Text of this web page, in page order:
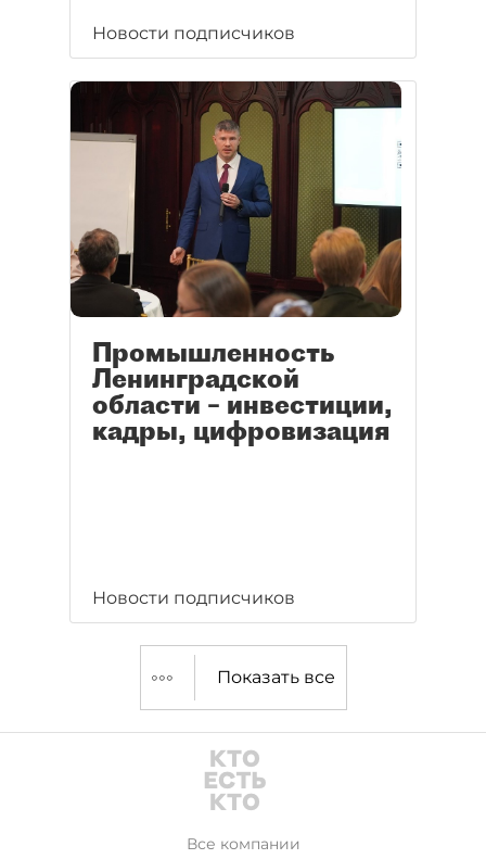
Новости подписчиков
Промышленность
Ленинградской
области – инвестиции,
кадры, цифровизация
Новости подписчиков
Показать все
Все компании